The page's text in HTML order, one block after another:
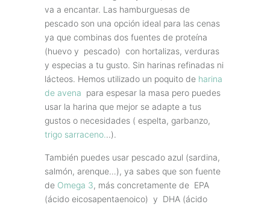
va a encantar. Las hamburguesas de
pescado son una opción ideal para las cenas
ya que combinas dos fuentes de proteína
(huevo y pescado) con hortalizas, verduras
y especias a tu gusto. Sin harinas refinadas ni
lácteos. Hemos utilizado un poquito de harina
de avena para espesar la masa pero puedes
usar la harina que mejor se adapte a tus
gustos o necesidades ( espelta, garbanzo,
trigo sarraceno...).
También puedes usar pescado azul (sardina,
salmón, arenque…), ya sabes que son fuente
de Omega 3, más concretamente de EPA
(ácido eicosapentaenoico) y DHA (ácido